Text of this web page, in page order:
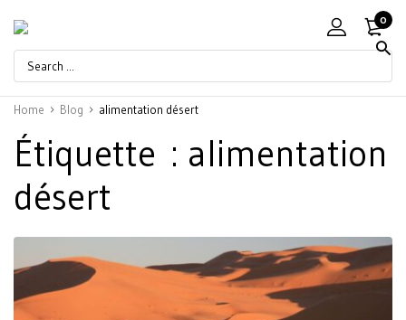
0
Home Blog alimentation désert
Étiquette : alimentation
désert